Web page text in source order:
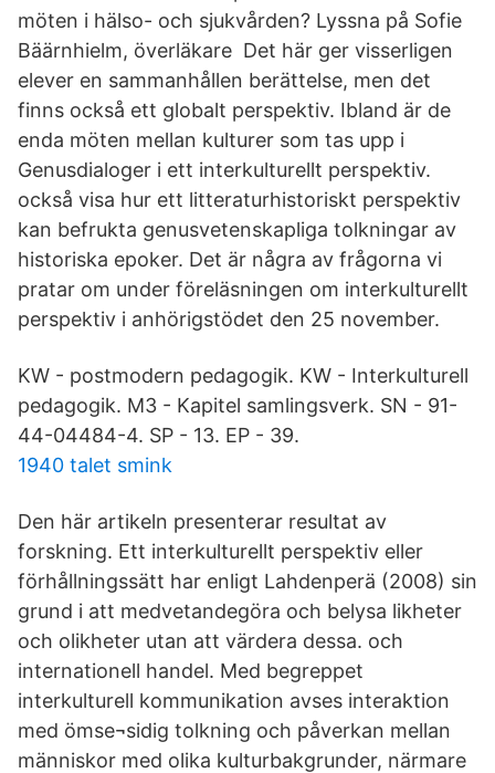
möten i hälso- och sjukvården? Lyssna på Sofie
Bäärnhielm, överläkare Det här ger visserligen
elever en sammanhållen berättelse, men det
finns också ett globalt perspektiv. Ibland är de
enda möten mellan kulturer som tas upp i
Genusdialoger i ett interkulturellt perspektiv.
också visa hur ett litteraturhistoriskt perspektiv
kan befrukta genusvetenskapliga tolkningar av
historiska epoker. Det är några av frågorna vi
pratar om under föreläsningen om interkulturellt
perspektiv i anhörigstödet den 25 november.
KW - postmodern pedagogik. KW - Interkulturell
pedagogik. M3 - Kapitel samlingsverk. SN - 91-
44-04484-4. SP - 13. EP - 39.
1940 talet smink
Den här artikeln presenterar resultat av
forskning. Ett interkulturellt perspektiv eller
förhållningssätt har enligt Lahdenperä (2008) sin
grund i att medvetandegöra och belysa likheter
och olikheter utan att värdera dessa. och
internationell handel. Med begreppet
interkulturell kommunikation avses interaktion
med ömse¬sidig tolkning och påverkan mellan
människor med olika kulturbakgrunder, närmare